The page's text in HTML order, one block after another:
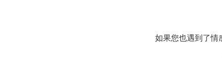
如果您也遇到了情